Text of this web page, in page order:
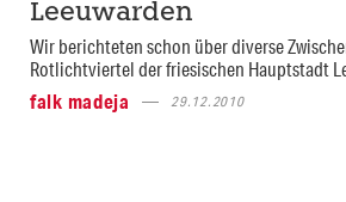
Leeuwarden
Wir berichteten schon über diverse
Rotlichtviertel der friesischen Hauptstadt
falk madeja
29.12.2010